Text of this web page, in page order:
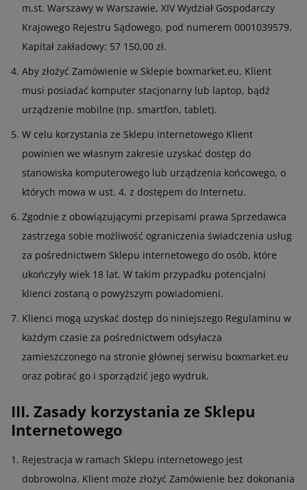
m.st. Warszawy w Warszawie, XIV Wydział Gospodarczy
Krajowego Rejestru Sądowego, pod numerem 0001039579.
Kapitał zakładowy: 57 150,00 zł.
Aby złożyć Zamówienie w Sklepie boxmarket.eu, Klient
musi posiadać komputer stacjonarny lub laptop, bądź
urządzenie mobilne (np. smartfon, tablet).
W celu korzystania ze Sklepu internetowego Klient
powinien we własnym zakresie uzyskać dostęp do
stanowiska komputerowego lub urządzenia końcowego, o
których mowa w ust. 4, z dostępem do Internetu.
Zgodnie z obowiązującymi przepisami prawa Sprzedawca
zastrzega sobie możliwość ograniczenia świadczenia usług
za pośrednictwem Sklepu internetowego do osób, które
ukończyły wiek 18 lat. W takim przypadku potencjalni
klienci zostaną o powyższym powiadomieni.
Klienci mogą uzyskać dostęp do niniejszego Regulaminu w
każdym czasie za pośrednictwem odsyłacza
zamieszczonego na stronie głównej serwisu boxmarket.eu
oraz pobrać go i sporządzić jego wydruk.
III. Zasady korzystania ze Sklepu
Internetowego
Rejestracja w ramach Sklepu internetowego jest
dobrowolna. Klient może złożyć Zamówienie bez dokonania